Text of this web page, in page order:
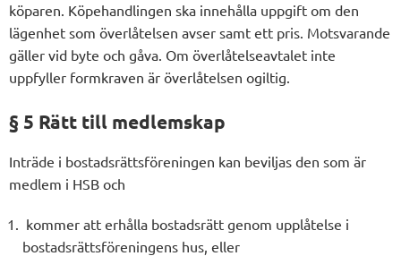
köparen. Köpehandlingen ska innehålla uppgift om den
lägenhet som överlåtelsen avser samt ett pris. Motsvarande
gäller vid byte och gåva. Om överlåtelseavtalet inte
uppfyller formkraven är överlåtelsen ogiltig.
§ 5 Rätt till medlemskap
Inträde i bostadsrättsföreningen kan beviljas den som är
medlem i HSB och
kommer att erhålla bostadsrätt genom upplåtelse i
bostadsrättsföreningens hus, eller